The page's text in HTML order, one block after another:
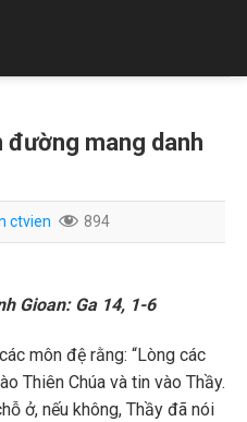
đường mang danh
ctvien 894
Gioan: Ga 14, 1-6
môn đệ rằng: “Lòng các
Thiên Chúa và tin vào Thầy.
ở, nếu không, Thầy đã nói